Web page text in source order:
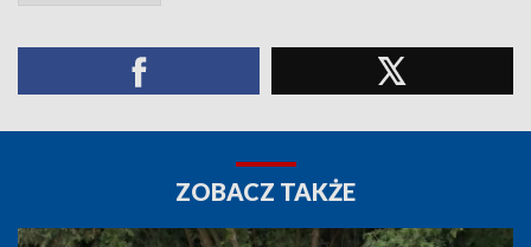
ZOBACZ TAKŻE